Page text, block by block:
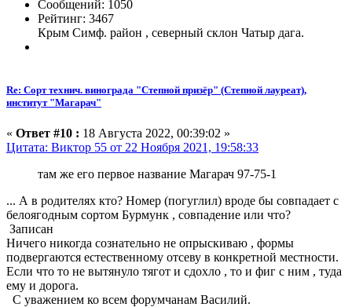
Сообщений: 1050
Рейтинг: 3467
Крым Симф. район , северный склон Чатыр дага.
Re: Сорт технич. винограда "Степной призёр" (Степной лауреат),
институт "Магарач"
« Ответ #10 : 18 Августа 2022, 00:39:02 »
Цитата: Виктор 55 от 22 Ноября 2021, 19:58:33
там же его первое название Магарач 97-75-1
... А в родителях кто? Номер (погуглил) вроде бы совпадает с
белоягодным сортом Бурмунк , совпадение или что?
Записан
Ничего никогда сознательно не опрыскиваю , формы
подвергаются естественному отсеву в конкретной местности.
Если что то не вытянуло тягот и сдохло , то и фиг с ним , туда
ему и дорога.
С уважением ко всем форумчанам Василий.